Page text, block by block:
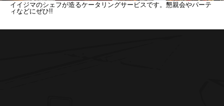
イイジマのシェフが造るケータリングサービスです。懇親会やパーテ
ィなどにぜひ!!